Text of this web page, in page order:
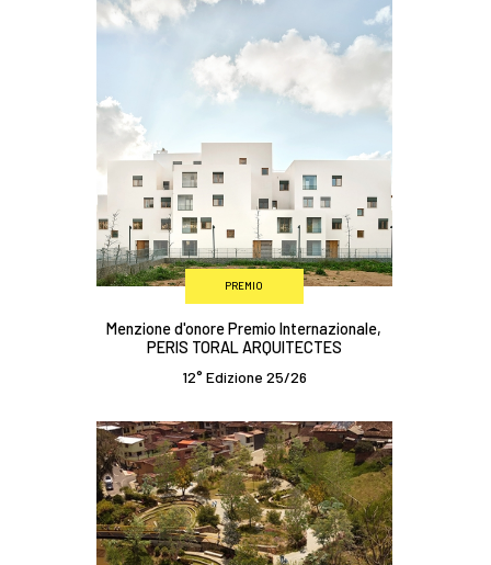
PREMIO
Menzione d'onore Premio Internazionale,
PERIS TORAL ARQUITECTES
12° Edizione 25/26